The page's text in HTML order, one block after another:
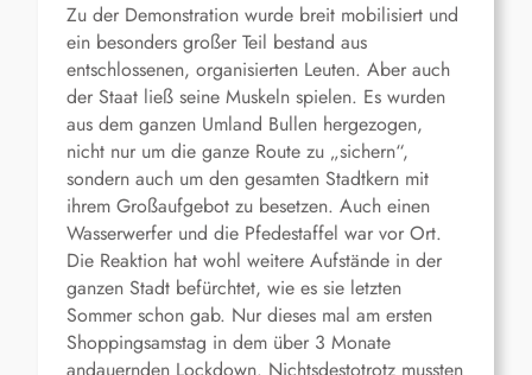
Zu der Demonstration wurde breit mobilisiert und
ein besonders großer Teil bestand aus
entschlossenen, organisierten Leuten. Aber auch
der Staat ließ seine Muskeln spielen. Es wurden
aus dem ganzen Umland Bullen hergezogen,
nicht nur um die ganze Route zu „sichern“,
sondern auch um den gesamten Stadtkern mit
ihrem Großaufgebot zu besetzen. Auch einen
Wasserwerfer und die Pfedestaffel war vor Ort.
Die Reaktion hat wohl weitere Aufstände in der
ganzen Stadt befürchtet, wie es sie letzten
Sommer schon gab. Nur dieses mal am ersten
Shoppingsamstag in dem über 3 Monate